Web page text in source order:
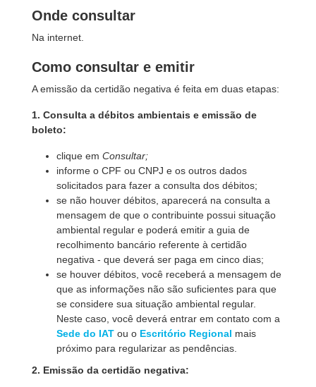
Onde consultar
Na internet.
Como consultar e emitir
A emissão da certidão negativa é feita em duas etapas:
1. Consulta a débitos ambientais e emissão de
boleto:
clique em Consultar;
informe o CPF ou CNPJ e os outros dados
solicitados para fazer a consulta dos débitos;
se não houver débitos, aparecerá na consulta a
mensagem de que o contribuinte possui situação
ambiental regular e poderá emitir a guia de
recolhimento bancário referente à certidão
negativa - que deverá ser paga em cinco dias;
se houver débitos, você receberá a mensagem de
que as informações não são suficientes para que
se considere sua situação ambiental regular.
Neste caso, você deverá entrar em contato com a
Sede do IAT ou o Escritório Regional mais
próximo para regularizar as pendências.
2. Emissão da certidão negativa: